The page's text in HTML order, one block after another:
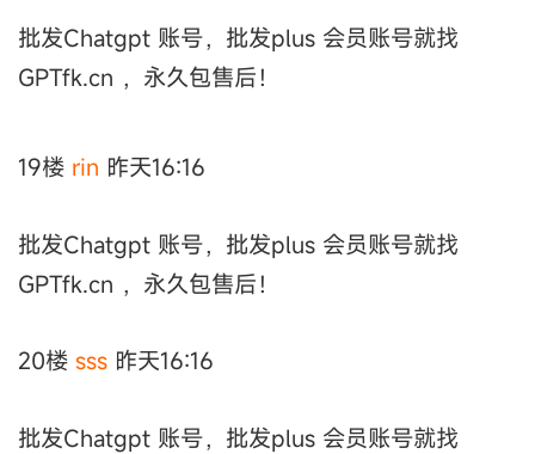
批发Chatgpt 账号，批发plus 会员账号就找
GPTfk.cn ，永久包售后！
19楼 rin 昨天16:16
批发Chatgpt 账号，批发plus 会员账号就找
GPTfk.cn ，永久包售后！
20楼 sss 昨天16:16
批发Chatgpt 账号，批发plus 会员账号就找